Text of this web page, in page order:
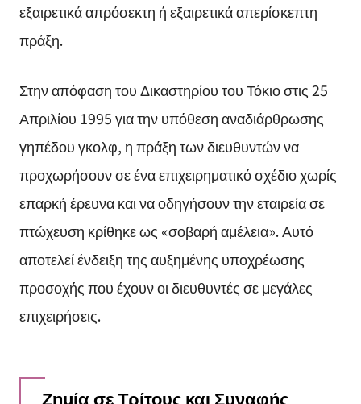
εξαιρετικά απρόσεκτη ή εξαιρετικά απερίσκεπτη
πράξη.
Στην απόφαση του Δικαστηρίου του Τόκιο στις 25
Απριλίου 1995 για την υπόθεση αναδιάρθρωσης
γηπέδου γκολφ, η πράξη των διευθυντών να
προχωρήσουν σε ένα επιχειρηματικό σχέδιο χωρίς
επαρκή έρευνα και να οδηγήσουν την εταιρεία σε
πτώχευση κρίθηκε ως «σοβαρή αμέλεια». Αυτό
αποτελεί ένδειξη της αυξημένης υποχρέωσης
προσοχής που έχουν οι διευθυντές σε μεγάλες
επιχειρήσεις.
Ζημία σε Τρίτους και Συναφής